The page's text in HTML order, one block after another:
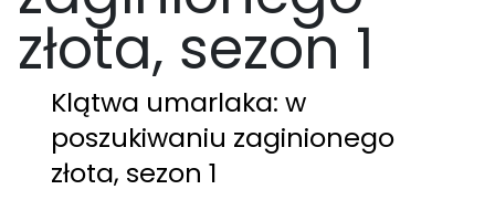
złota, sezon 1
Klątwa umarlaka: w
poszukiwaniu zaginionego
złota, sezon 1